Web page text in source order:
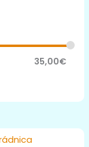
35,00€